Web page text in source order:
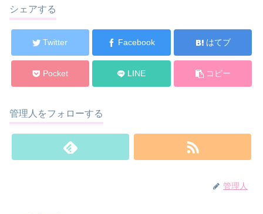
シェアする
Twitter Facebook はてブ
Pocket LINE コピー
管理人をフォローする
管理人